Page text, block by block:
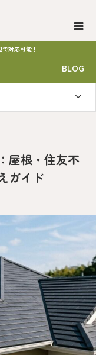
で対応可能！
BLOG
屋根・住友不
ガイド